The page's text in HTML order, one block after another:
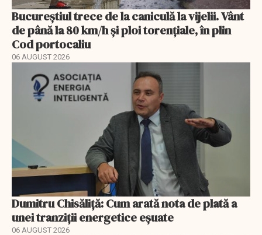
Bucureștiul trece de la caniculă la vijelii. Vânt
de până la 80 km/h și ploi torențiale, în plin
Cod portocaliu
06 AUGUST 2026
Dumitru Chisăliță: Cum arată nota de plată a
unei tranziții energetice eșuate
06 AUGUST 2026